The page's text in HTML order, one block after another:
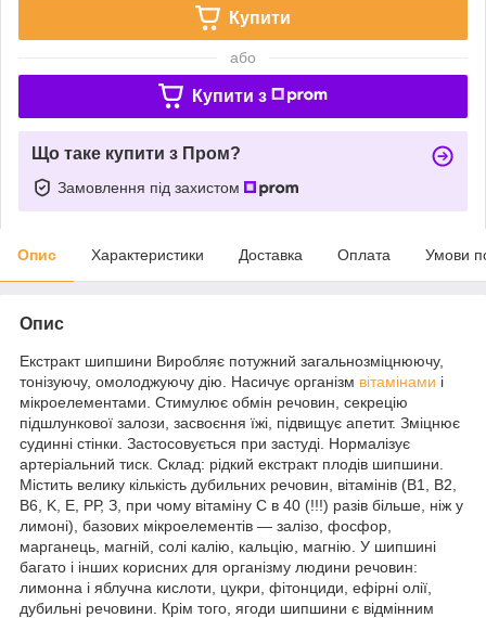
Купити
або
Купити з
Що таке купити з Пром?
Замовлення під захистом
Опис Характеристики Доставка Оплата Умови
Опис
Екстракт шипшини Виробляє потужний загальнозміцнюючу,
тонізуючу, омолоджуючу дію. Насичує організм вітамінами і
мікроелементами. Стимулює обмін речовин, секрецію
підшлункової залози, засвоєння їжі, підвищує апетит. Зміцнює
судинні стінки. Застосовується при застуді. Нормалізує
артеріальний тиск. Склад: рідкий екстракт плодів шипшини.
Містить велику кількість дубильних речовин, вітамінів (B1, В2,
B6, K, E, РР, З, при чому вітаміну С в 40 (!!!) разів більше, ніж у
лимоні), базових мікроелементів — залізо, фосфор,
марганець, магній, солі калію, кальцію, магнію. У шипшині
багато і інших корисних для організму людини речовин:
лимонна і яблучна кислоти, цукри, фітонциди, ефірні олії,
дубильні речовини. Крім того, ягоди шипшини є відмінним